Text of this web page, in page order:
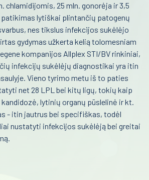
chlamidijomis, 25 mln. gonorėja ir 3,5
lytiškai plintančių patogenų
nes tikslus infekcijos sukėlėjo
gydymas užkerta kelią tolomesniam
kompanijos Allplex STI/BV rinkiniai,
infekcijų sukėlėjų diagnostikai yra itin
Vieno tyrimo metu iš to paties
net 28 LPL bei kitų ligų, tokių kaip
lytinių organų pūslelinė ir kt.
- itin jautrus bei specifiškas, todėl
nustatyti infekcijos sukėlėją bei greitai